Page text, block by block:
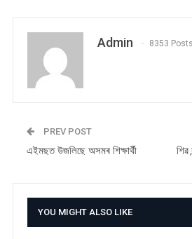
Admin 8353 Posts
PREV POST
এইমছত উজলিছে অসমৰ শিক্ষার্থী শিৱ
YOU MIGHT ALSO LIKE